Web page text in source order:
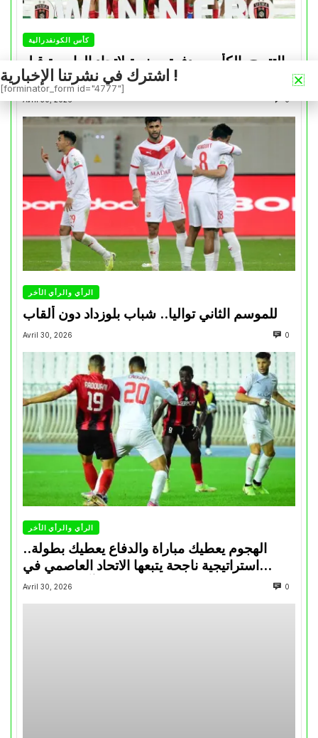
كأس الكونفدرالية
التتويج بالكأس.. دفعة معنوية لإتحاد العاصمة قبل
موقعة الزمالك في نهائي الكونفدرالية
Avril 30, 2026 0
الرأي والرأي الأخر
للموسم الثاني تواليا.. شباب بلوزداد دون ألقاب
Avril 30, 2026 0
الرأي والرأي الأخر
الهجوم يعطيك مباراة والدفاع يعطيك بطولة..
استراتيجية ناجحة يتبعها الاتحاد العاصمي في
تتويجاته آخر السنوات
Avril 30, 2026 0
اشترك في نشرتنا الإخبارية !
[forminator_form id="4777"]